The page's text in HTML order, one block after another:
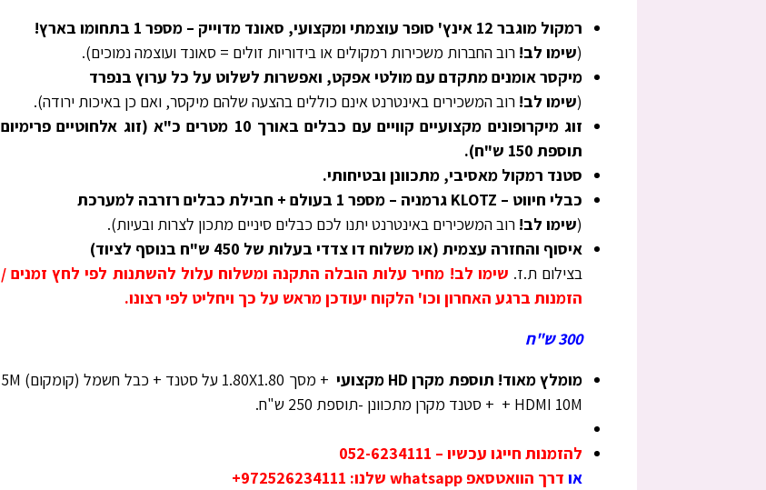
רמקול מוגבר 12 אינץ' סופר עוצמתי ומקצועי, סאונד מדוייק – מספר 1 בתחומו בארץ!
(שימו לב! רוב החברות משכירות רמקולים או בידוריות זולים = סאונד ועוצמה נמוכים).
מיקסר אומנים מתקדם עם מולטי אפקט, ואפשרות לשלוט על כל ערוץ בנפרד
(שימו לב! רוב המשכירים באינטרנט אינם כוללים בהצעה שלהם מיקסר, ואם כן באיכות ירודה).
זוג מיקרופונים מקצועיים קוויים עם כבלים באורך 10 מטרים כ"א (זוג אלחוטיים פרימיום
תוספת 150 ש"ח).
סטנד רמקול מאסיבי, מתכוונן ובטיחותי.
כבלי חיווט – KLOTZ גרמניה – מספר 1 בעולם + חבילת כבלים רזרבה למערכת
(שימו לב! רוב המשכירים באינטרנט יתנו לכם כבלים סיניים מתכון לצרות ובעיות).
איסוף והחזרה עצמית (או משלוח דו צדדי בעלות של 450 ש"ח בנוסף לציוד)
בצילום ת.ז. שימו לב! מחיר עלות הובלה התקנה ומשלוח עלול להשתנות לפי לחץ זמנים /
הזמנות ברגע האחרון וכו' הלקוח יעודכן מראש על כך ויחליט לפי רצונו.
300 ש"ח
מומלץ מאוד! תוספת מקרן HD מקצועי
+ מסך 1.80X1.80 על סטנד + כבל חשמל (קומקום) 5M
+ HDMI 10M + סטנד מקרן מתכוונן -תוספת 250 ש"ח.
להזמנות חייגו עכשיו – 052-6234111
או דרך הוואטסאפ whatsapp שלנו: 972526234111+